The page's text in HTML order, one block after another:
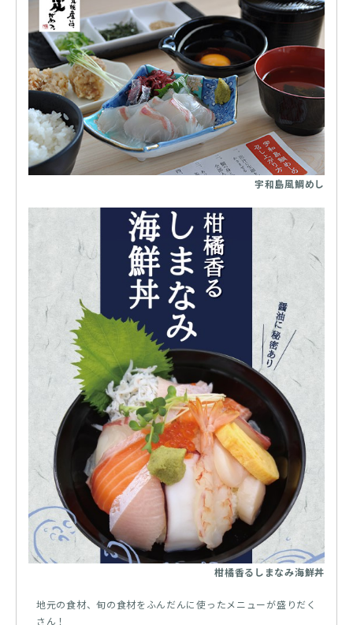
宇和島風鯛めし
柑橘香るしまなみ海鮮丼
地元の食材、旬の食材をふんだんに使ったメニューが盛りだく
さん！